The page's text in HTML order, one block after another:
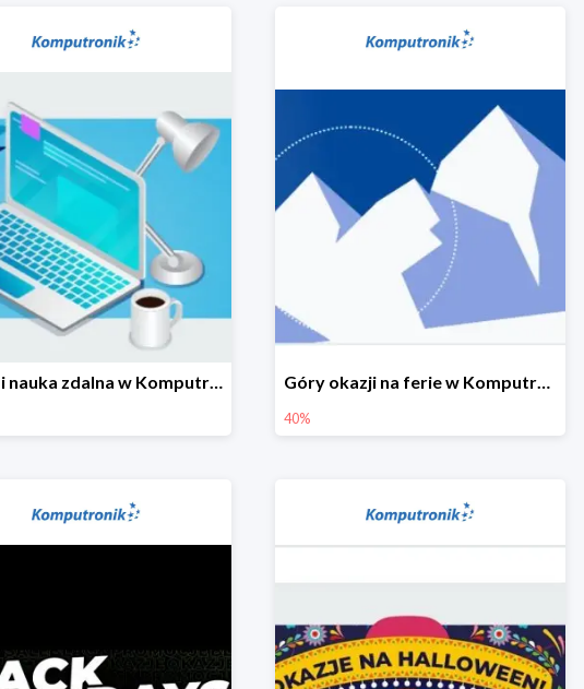
Praca i nauka zdalna w Komputronik do -850 zł Góry okazji na ferie w Komputronik do -40%
40%